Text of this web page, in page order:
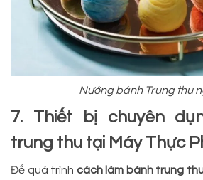
Nướng bánh Trung thu
7. Thiết bị chuyên
trung thu tại Máy Thực
Để quá trình cách làm bánh trung